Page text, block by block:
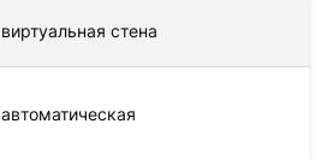
виртуальная стена
автоматическая